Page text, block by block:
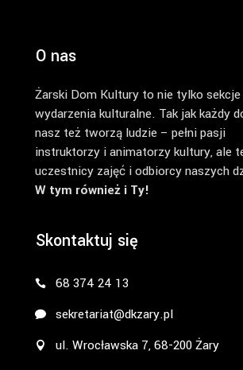
O nas
Żarski Dom Kultury to nie tylko
wydarzenia kulturalne. Tak jak każdy
nasz też tworzą ludzie – pełni pasji
instruktorzy i animatorzy kultury, ale
uczestnicy zajęć i odbiorcy naszych
W tym również i Ty!
Skontaktuj się
68 374 24 13
sekretariat@dkzary.pl
ul. Wrocławska 7, 68-200 Żary